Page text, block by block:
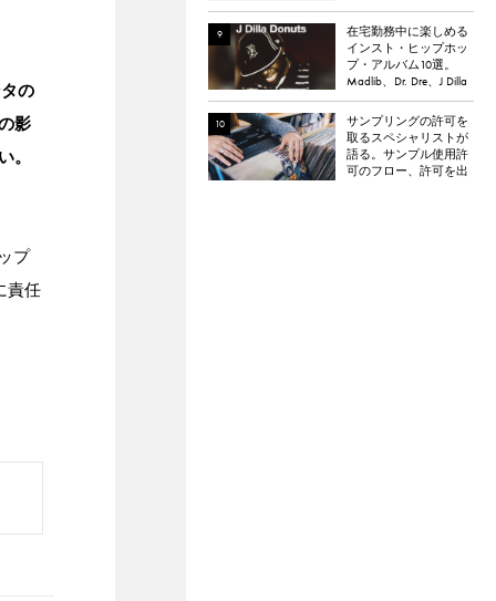
の
影
。
プ
責任
在宅勤務中に楽しめる
インスト・ヒップホッ
プ・アルバム10選。
Madlib、Dr. Dre、J Dilla
など。
サンプリングの許可を
取るスペシャリストが
語る。サンプル使用許
可のフロー、許可を出